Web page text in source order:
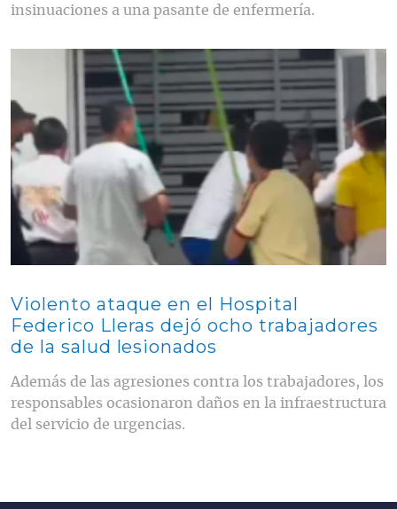
insinuaciones a una pasante de enfermería.
Contenido multimedia principal
Violento ataque en el Hospital
Federico Lleras dejó ocho trabajadores
de la salud lesionados
Además de las agresiones contra los trabajadores, los
responsables ocasionaron daños en la infraestructura
del servicio de urgencias.